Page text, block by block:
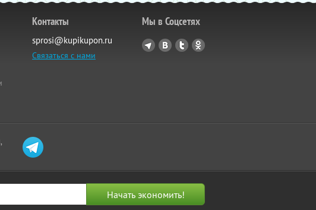
Контакты
sprosi@kupikupon.ru
Связаться с нами
Мы в Соцсетях